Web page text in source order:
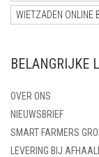
WIETZADEN ONLINE
BELANGRIJKE
OVER ONS
NIEUWSBRIEF
SMART FARMERS
LEVERING BIJ